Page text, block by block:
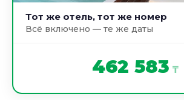
Тот же отель, тот же номер
Всё включено — те же даты
462 583 ₸